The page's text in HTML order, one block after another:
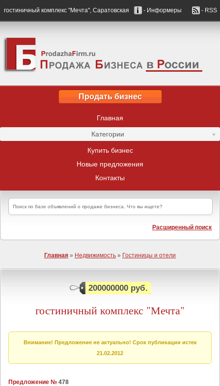
гостиничный комплекс "Мечта", Саратовская - Информеры - RSS
Продать бизнес
Главная
Категории
Купить бизнес
Новые предложения
Контакты
Расширенный поиск
Главная » Недвижимость » Гостиницы и отели
200000000 руб.
гостиничный комплекс "Мечта"
Внимание! Предложение не актуально! Срок публикации истек
21.02.2012
Предложение № 478